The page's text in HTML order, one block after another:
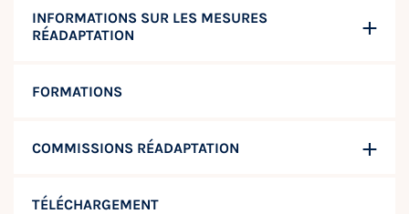
INFORMATIONS SUR LES MESURES
RÉADAPTATION
FORMATIONS
COMMISSIONS RÉADAPTATION
TÉLÉCHARGEMENT